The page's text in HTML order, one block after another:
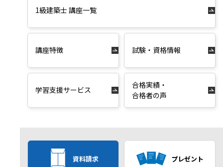
1級建築士 講座一覧
講座特徴 試験・資格情報
学習支援サービス
合格実績・
合格者の声
資料請求 プレゼント